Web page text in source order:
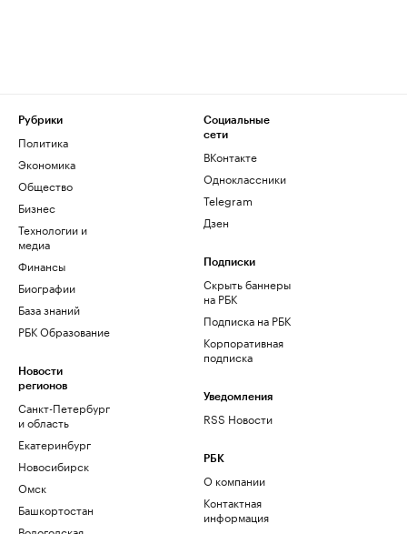
Рубрики
Политика
Экономика
Общество
Бизнес
Технологии и
медиа
Финансы
Биографии
База знаний
РБК Образование
Новости
регионов
Санкт-Петербург
и область
Екатеринбург
Новосибирск
Омск
Башкортостан
Социальные
сети
ВКонтакте
Одноклассники
Telegram
Дзен
Подписки
Скрыть баннеры
на РБК
Подписка на РБК
Корпоративная
подписка
Уведомления
RSS Новости
РБК
О компании
Контактная
информация